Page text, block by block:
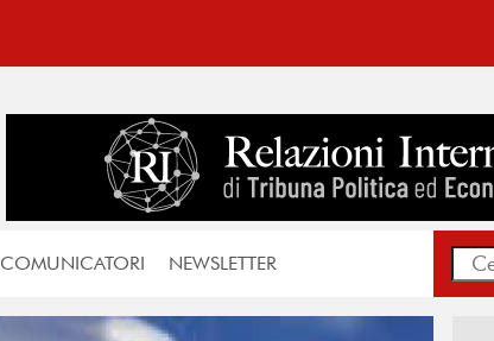
COMUNICATORI NEWSLETTER